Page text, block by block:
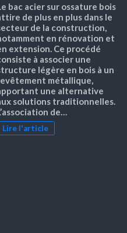
bac acier sur ossature bois
de plus en plus dans le
de la construction,
en rénovation et
extension. Ce procédé
à associer une
légère en bois à un
métallique,
une alternative
solutions traditionnelles.
de…
Lire l'article